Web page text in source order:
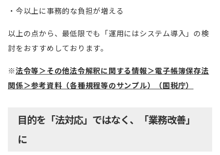
今以上に事務的な負担が増える
以上の点から、最低限でも「運用にはシステム導入」の検
討をおすすめしております。
※法令等＞その他法令解釈に関する情報＞電子帳簿保存法
関係＞参考資料（各種規程等のサンプル）（国税庁）
目的を「法対応」ではなく、「業務改善」
に